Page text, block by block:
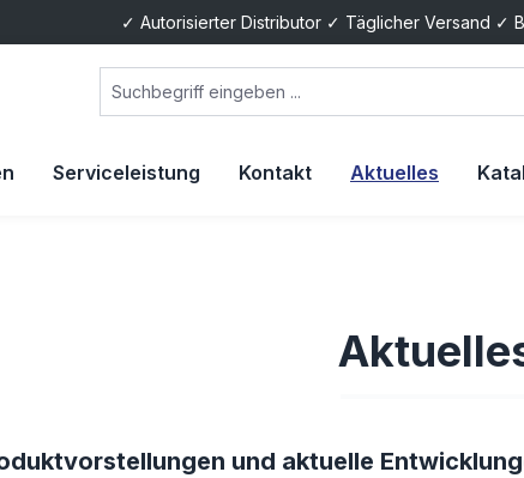
✓ Autorisierter Distributor ✓ Täglicher Versand ✓
Serviceleistung Kontakt Aktuelles
und aktuelle